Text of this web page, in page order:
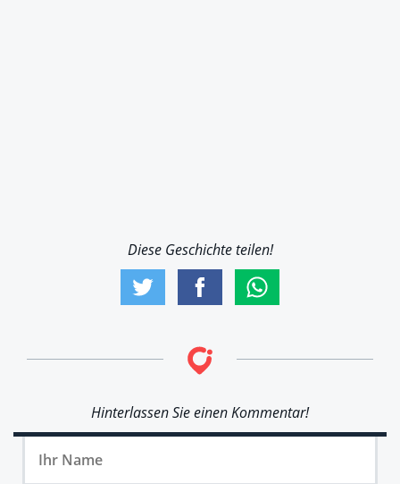
Diese Geschichte teilen!
Hinterlassen Sie einen Kommentar!